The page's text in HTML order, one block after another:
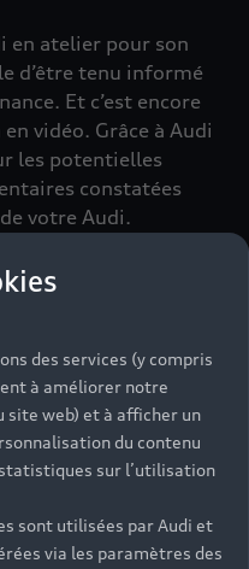
en atelier pour son
d’être tenu informé
Et c’est encore
vidéo. Grâce à Audi
les potentielles
constatées
votre Audi.
des services (y compris
à améliorer notre
site web) et à afficher un
du contenu
sur l’utilisation
sont utilisées par Audi et
via les paramètres des